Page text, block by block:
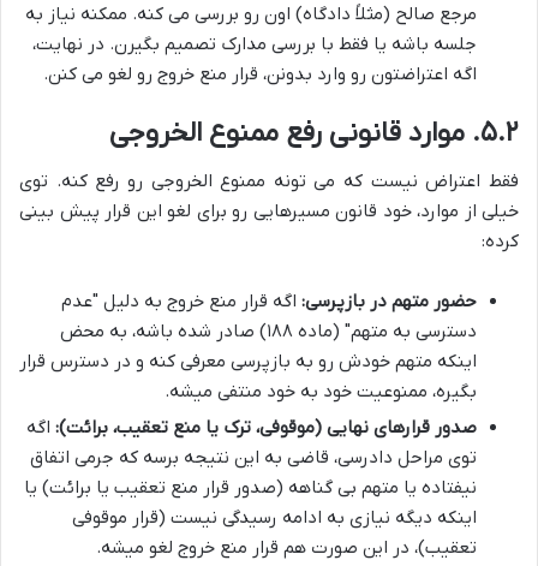
مرجع صالح (مثلاً دادگاه) اون رو بررسی می کنه. ممکنه نیاز به
جلسه باشه یا فقط با بررسی مدارک تصمیم بگیرن. در نهایت،
اگه اعتراضتون رو وارد بدونن، قرار منع خروج رو لغو می کنن.
۵.۲. موارد قانونی رفع ممنوع الخروجی
فقط اعتراض نیست که می تونه ممنوع الخروجی رو رفع کنه. توی
خیلی از موارد، خود قانون مسیرهایی رو برای لغو این قرار پیش بینی
کرده:
حضور متهم در بازپرسی: اگه قرار منع خروج به دلیل "عدم
دسترسی به متهم" (ماده ۱۸۸) صادر شده باشه، به محض
اینکه متهم خودش رو به بازپرسی معرفی کنه و در دسترس قرار
بگیره، ممنوعیت خود به خود منتفی میشه.
صدور قرارهای نهایی (موقوفی، ترک یا منع تعقیب، برائت): اگه
توی مراحل دادرسی، قاضی به این نتیجه برسه که جرمی اتفاق
نیفتاده یا متهم بی گناهه (صدور قرار منع تعقیب یا برائت) یا
اینکه دیگه نیازی به ادامه رسیدگی نیست (قرار موقوفی
تعقیب)، در این صورت هم قرار منع خروج لغو میشه.